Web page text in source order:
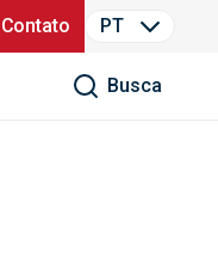
Contato PT
Busca